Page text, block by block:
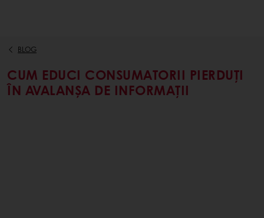
BLOG
CUM EDUCI CONSUMATORII PIERDUȚI
ÎN AVALANȘA DE INFORMAȚII